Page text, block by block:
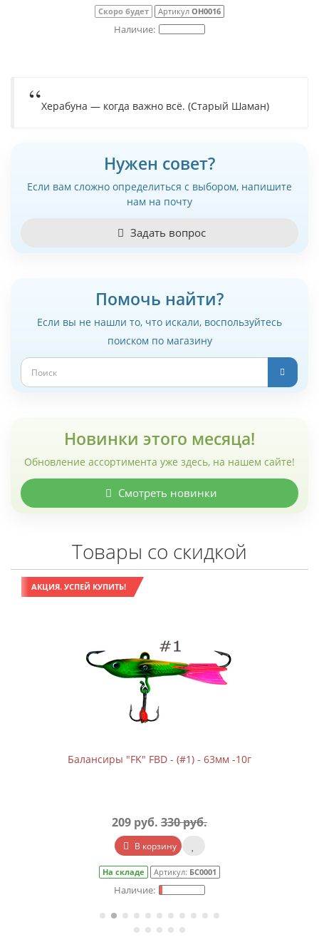
Скоро будет Артикул ОН0016
Херабуна — когда важно всё. (Старый Шаман)
Нужен совет?
Если вам сложно определиться с выбором, напишите
нам на почту
Задать вопрос
Помочь найти?
Если вы не нашли то, что искали, воспользуйтесь
поиском по магазину
Новинки этого месяца!
Обновление ассортимента уже здесь, на нашем сайте!
Смотреть новинки
Товары со скидкой
АКЦИЯ. УСПЕЙ КУПИТЬ!
Балансиры "FK" FBD - (#1) - 63мм -10г
209 руб. 330 руб.
В корзину
На складе Артикул: БС0001